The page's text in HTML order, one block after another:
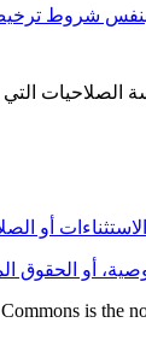
شروط
الصلاحيات
الاستثناءات أو
أو الحقوق
is the